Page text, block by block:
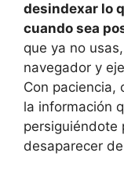
desindexar lo
cuando sea
que ya no
navegador y
Con paciencia,
la información
persiguiéndote
desaparecer